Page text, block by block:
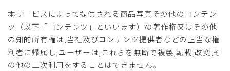
本サービスによって提供される商品写真その他のコンテン
ツ（以下「コンテンツ」といいます）の著作権又はその他
の知的所有権は,当社及びコンテンツ提供者などの正当な権
利者に帰属し,ユーザーは,これらを無断で複製,転載,改変,そ
の他の二次利用をすることはできません。